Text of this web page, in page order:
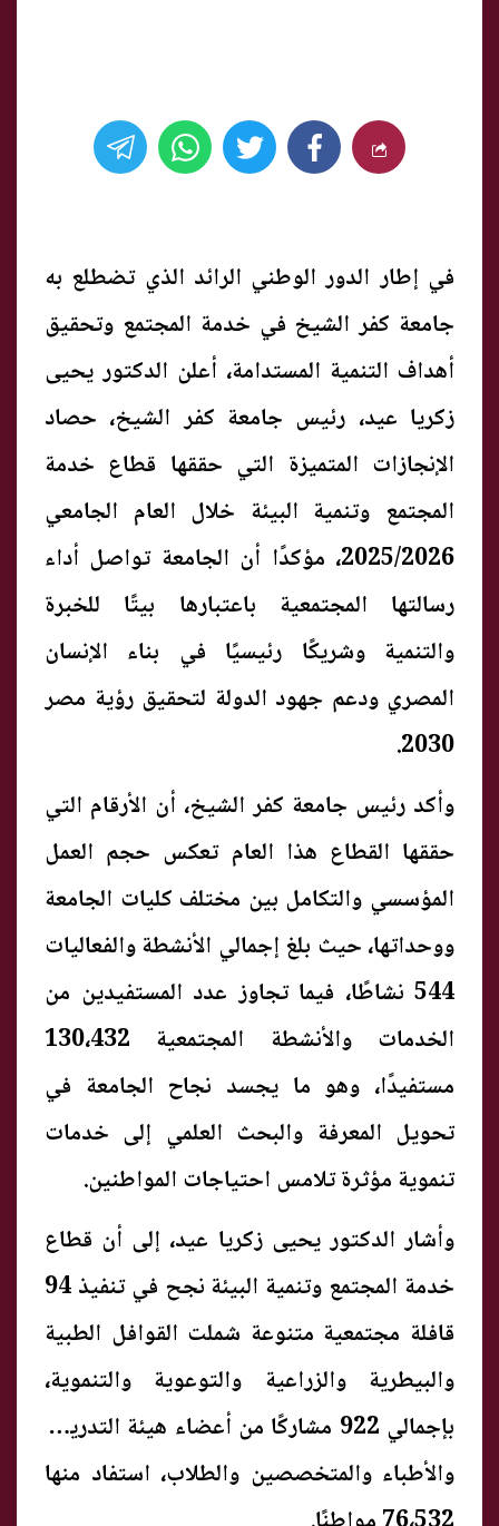
في إطار الدور الوطني الرائد الذي تضطلع به
جامعة كفر الشيخ في خدمة المجتمع وتحقيق
أهداف التنمية المستدامة، أعلن الدكتور يحيى
زكريا عيد، رئيس جامعة كفر الشيخ، حصاد
الإنجازات المتميزة التي حققها قطاع خدمة
المجتمع وتنمية البيئة خلال العام الجامعي
2025/2026، مؤكدًا أن الجامعة تواصل أداء
رسالتها المجتمعية باعتبارها بيتًا للخبرة
والتنمية وشريكًا رئيسيًا في بناء الإنسان
المصري ودعم جهود الدولة لتحقيق رؤية مصر
2030.
وأكد رئيس جامعة كفر الشيخ، أن الأرقام التي
حققها القطاع هذا العام تعكس حجم العمل
المؤسسي والتكامل بين مختلف كليات الجامعة
ووحداتها، حيث بلغ إجمالي الأنشطة والفعاليات
544 نشاطًا، فيما تجاوز عدد المستفيدين من
الخدمات والأنشطة المجتمعية 130،432
مستفيدًا، وهو ما يجسد نجاح الجامعة في
تحويل المعرفة والبحث العلمي إلى خدمات
تنموية مؤثرة تلامس احتياجات المواطنين.
وأشار الدكتور يحيى زكريا عيد، إلى أن قطاع
خدمة المجتمع وتنمية البيئة نجح في تنفيذ 94
قافلة مجتمعية متنوعة شملت القوافل الطبية
والبيطرية والزراعية والتوعوية والتنموية،
بإجمالي 922 مشاركًا من أعضاء هيئة التدريس
والأطباء والمتخصصين والطلاب، استفاد منها